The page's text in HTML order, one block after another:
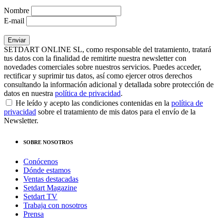
Nombre
E-mail
SETDART ONLINE SL, como responsable del tratamiento, tratará
tus datos con la finalidad de remitirte nuestra newsletter con
novedades comerciales sobre nuestros servicios. Puedes acceder,
rectificar y suprimir tus datos, así como ejercer otros derechos
consultando la información adicional y detallada sobre protección de
datos en nuestra política de privacidad.
He leído y acepto las condiciones contenidas en la política de
privacidad sobre el tratamiento de mis datos para el envío de la
Newsletter.
SOBRE NOSOTROS
Conócenos
Dónde estamos
Ventas destacadas
Setdart Magazine
Setdart TV
Trabaja con nosotros
Prensa